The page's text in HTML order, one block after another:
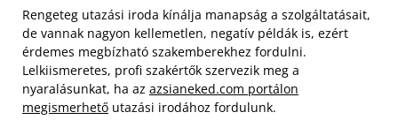
Rengeteg utazási iroda kínálja manapság a szolgáltatásait,
de vannak nagyon kellemetlen, negatív példák is, ezért
érdemes megbízható szakemberekhez fordulni.
Lelkiismeretes, profi szakértők szervezik meg a
nyaralásunkat, ha az azsianeked.com portálon
megismerhető utazási irodához fordulunk.